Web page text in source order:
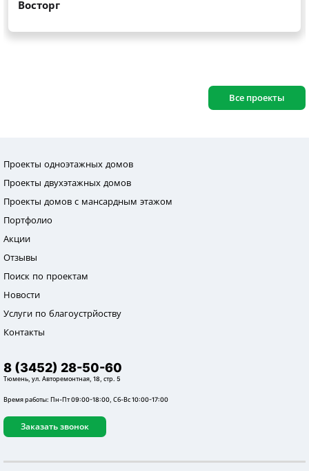
Все проекты
Проекты одноэтажных домов
Проекты двухэтажных домов
Проекты домов с мансардным этажом
Портфолио
Акции
Отзывы
Поиск по проектам
Новости
Услуги по благоустрйоству
Контакты
8 (3452) 28-50-60
Тюмень, ул. Авторемонтная, 18, стр. 5
Время работы: Пн-Пт 09:00-18:00, Сб-Вс 10:00-17:00
Заказать звонок